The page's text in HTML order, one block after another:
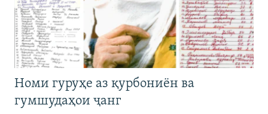
Номи гуруҳе аз қурбониён ва
гумшудаҳои ҷанг